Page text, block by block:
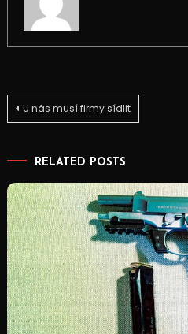
Navigace
příspěvek
U nás musí firmy sídlit
RELATED POSTS